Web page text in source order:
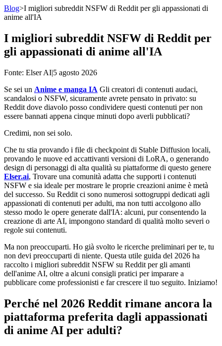
Blog>I migliori subreddit NSFW di Reddit per gli appassionati di
anime all'IA
I migliori subreddit NSFW di Reddit per
gli appassionati di anime all'IA
Fonte: Elser AI|5 agosto 2026
Se sei un Anime e manga IA Gli creatori di contenuti audaci,
scandalosi o NSFW, sicuramente avrete pensato in privato: su
Reddit dove diavolo posso condividere questi contenuti per non
essere bannati appena cinque minuti dopo averli pubblicati?
Credimi, non sei solo.
Che tu stia provando i file di checkpoint di Stable Diffusion locali,
provando le nuove ed accattivanti versioni di LoRA, o generando
design di personaggi di alta qualità su piattaforme di questo genere
Elser.ai, Trovare una comunità adatta che supporti i contenuti
NSFW e sia ideale per mostrare le proprie creazioni anime è metà
del successo. Su Reddit ci sono numerosi sottogruppi dedicati agli
appassionati di contenuti per adulti, ma non tutti accolgono allo
stesso modo le opere generate dall'IA: alcuni, pur consentendo la
creazione di arte AI, impongono standard di qualità molto severi o
regole sui contenuti.
Ma non preoccuparti. Ho già svolto le ricerche preliminari per te, tu
non devi preoccuparti di niente. Questa utile guida del 2026 ha
raccolto i migliori subreddit NSFW su Reddit per gli amanti
dell'anime AI, oltre a alcuni consigli pratici per imparare a
pubblicare come professionisti e far crescere il tuo seguito. Iniziamo!
Perché nel 2026 Reddit rimane ancora la
piattaforma preferita dagli appassionati
di anime AI per adulti?